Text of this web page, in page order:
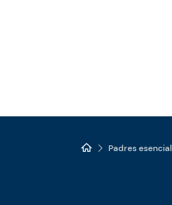
Padres esencial